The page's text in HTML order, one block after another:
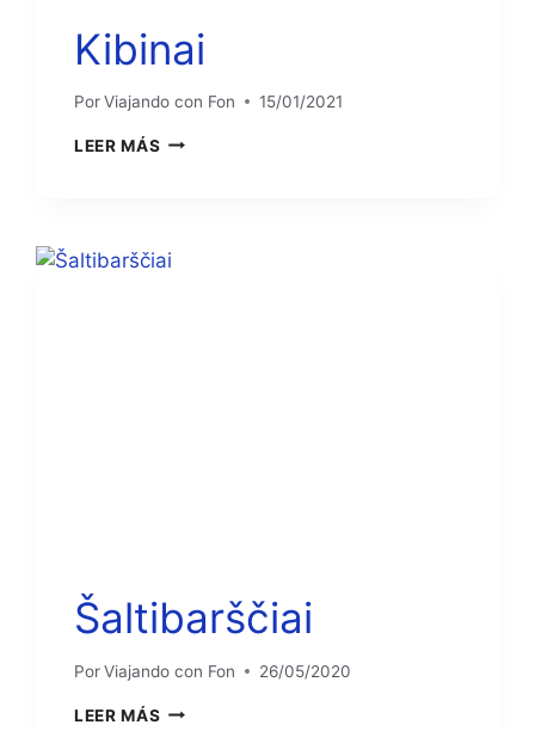
Kibinai
PorViajando con Fon 15/01/2021
LEER MÁS KIBINAI
Šaltibarščiai
PorViajando con Fon 26/05/2020
LEER MÁS ŠALTIBARŠČIAI